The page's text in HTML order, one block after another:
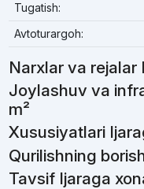
Tugatish:
Avtoturargoh:
Narxlar va rejalar
Joylashuv va
m²
Xususiyatlari
Qurilishning
Tavsif Ijaraga